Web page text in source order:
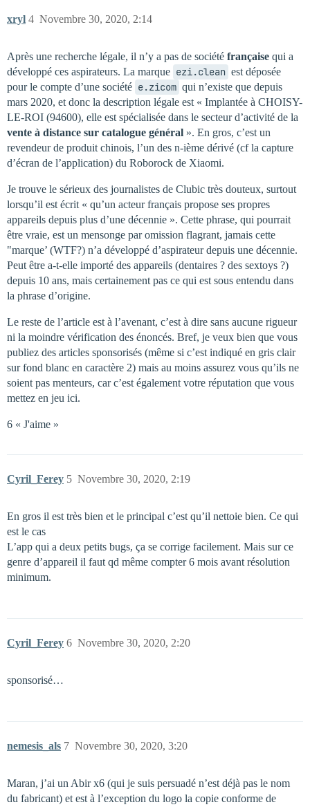
xryl Novembre 30, 2020, 2:14
4
Après une recherche légale, il n’y a pas de société française qui a
développé ces aspirateurs. La marque ezi.clean est déposée
pour le compte d’une société e.zicom qui n’existe que depuis
mars 2020, et donc la description légale est « Implantée à CHOISY-
LE-ROI (94600), elle est spécialisée dans le secteur d’activité de la
vente à distance sur catalogue général ». En gros, c’est un
revendeur de produit chinois, l’un des n-ième dérivé (cf la capture
d’écran de l’application) du Roborock de Xiaomi.
Je trouve le sérieux des journalistes de Clubic très douteux, surtout
lorsqu’il est écrit « qu’un acteur français propose ses propres
appareils depuis plus d’une décennie ». Cette phrase, qui pourrait
être vraie, est un mensonge par omission flagrant, jamais cette
"marque’ (WTF?) n’a développé d’aspirateur depuis une décennie.
Peut être a-t-elle importé des appareils (dentaires ? des sextoys ?)
depuis 10 ans, mais certainement pas ce qui est sous entendu dans
la phrase d’origine.
Le reste de l’article est à l’avenant, c’est à dire sans aucune rigueur
ni la moindre vérification des énoncés. Bref, je veux bien que vous
publiez des articles sponsorisés (même si c’est indiqué en gris clair
sur fond blanc en caractère 2) mais au moins assurez vous qu’ils ne
soient pas menteurs, car c’est également votre réputation que vous
mettez en jeu ici.
6 « J'aime »
Cyril_Ferey Novembre 30, 2020, 2:19
5
En gros il est très bien et le principal c’est qu’il nettoie bien. Ce qui
est le cas
L’app qui a deux petits bugs, ça se corrige facilement. Mais sur ce
genre d’appareil il faut qd même compter 6 mois avant résolution
minimum.
Cyril_Ferey Novembre 30, 2020, 2:20
6
sponsorisé…
nemesis_als Novembre 30, 2020, 3:20
7
Maran, j’ai un Abir x6 (qui je suis persuadé n’est déjà pas le nom
du fabricant) et est à l’exception du logo la copie conforme de